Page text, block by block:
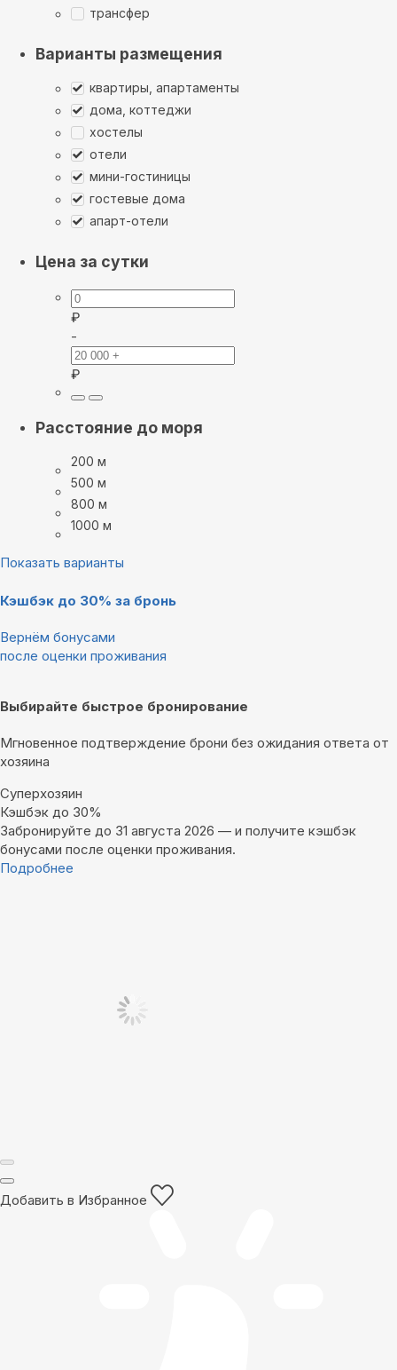
трансфер
Варианты размещения
квартиры, апартаменты
дома, коттеджи
хостелы
отели
мини-гостиницы
гостевые дома
апарт-отели
Цена за сутки
₽
-
₽
Расстояние до моря
200 м
500 м
800 м
1000 м
Показать варианты
Кэшбэк до 30% за бронь
Вернём бонусами
после оценки проживания
Выбирайте быстрое бронирование
Мгновенное подтверждение брони без ожидания ответа от
хозяина
Суперхозяин
Кэшбэк до 30%
Забронируйте до 31 августа 2026 — и получите кэшбэк
бонусами после оценки проживания.
Подробнее
Добавить в Избранное